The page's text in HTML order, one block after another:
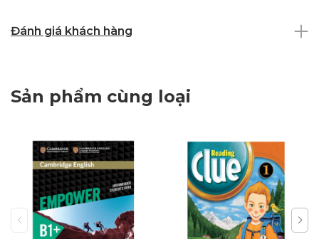
Đánh giá khách hàng
Sản phẩm cùng loại